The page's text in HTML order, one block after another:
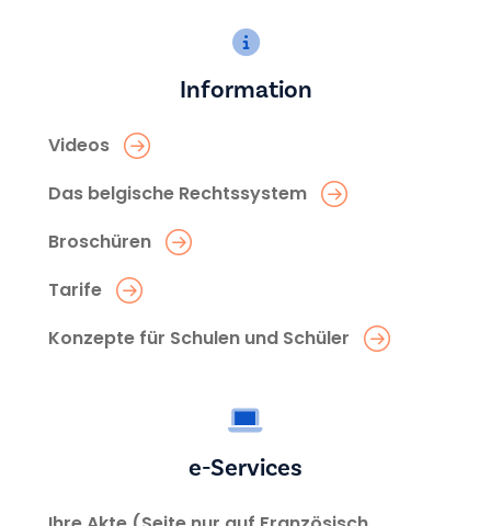
Information
Videos
Das belgische Rechtssystem
Broschüren
Tarife
Konzepte für Schulen und Schüler
e-Services